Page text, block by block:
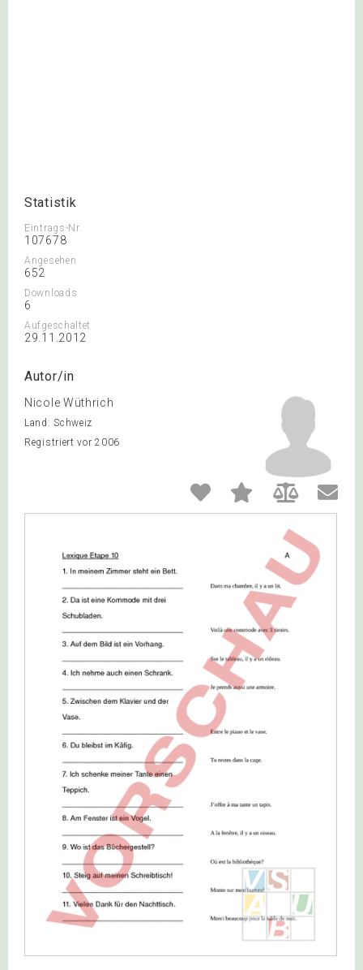
Statistik
Eintrags-Nr.
107678
Angesehen
652
Downloads
6
Aufgeschaltet
29.11.2012
Autor/in
Nicole Wüthrich
Land: Schweiz
Registriert vor 2006